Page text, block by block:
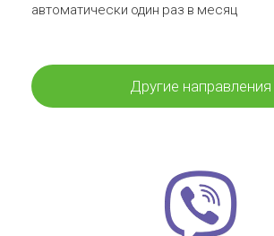
автоматически один раз в месяц
Другие направления